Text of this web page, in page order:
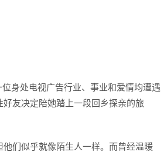
身处电视广告行业、事业和爱情均遭遇
友决定陪她踏上一段回乡探亲的旅
们似乎就像陌生人一样。而曾经温暖